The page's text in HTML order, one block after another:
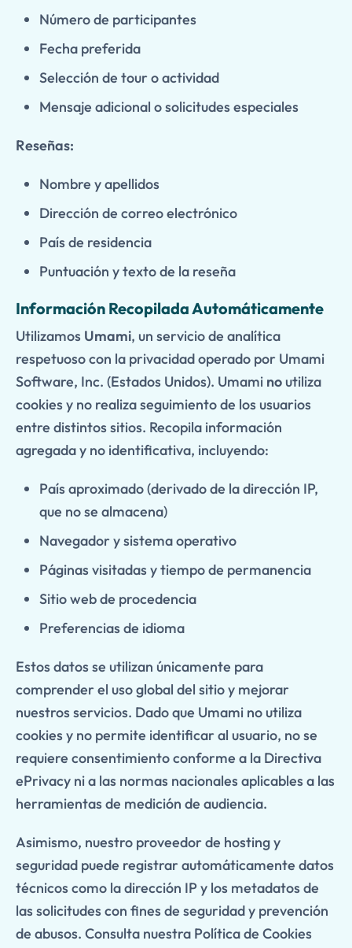
Número de participantes
Fecha preferida
Selección de tour o actividad
Mensaje adicional o solicitudes especiales
Reseñas:
Nombre y apellidos
Dirección de correo electrónico
País de residencia
Puntuación y texto de la reseña
Información Recopilada Automáticamente
Utilizamos Umami, un servicio de analítica
respetuoso con la privacidad operado por Umami
Software, Inc. (Estados Unidos). Umami no utiliza
cookies y no realiza seguimiento de los usuarios
entre distintos sitios. Recopila información
agregada y no identificativa, incluyendo:
País aproximado (derivado de la dirección IP,
que no se almacena)
Navegador y sistema operativo
Páginas visitadas y tiempo de permanencia
Sitio web de procedencia
Preferencias de idioma
Estos datos se utilizan únicamente para
comprender el uso global del sitio y mejorar
nuestros servicios. Dado que Umami no utiliza
cookies y no permite identificar al usuario, no se
requiere consentimiento conforme a la Directiva
ePrivacy ni a las normas nacionales aplicables a las
herramientas de medición de audiencia.
Asimismo, nuestro proveedor de hosting y
seguridad puede registrar automáticamente datos
técnicos como la dirección IP y los metadatos de
las solicitudes con fines de seguridad y prevención
de abusos. Consulta nuestra Política de Cookies